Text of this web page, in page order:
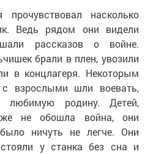
насколько
Ведь рядом они видели
рассказов о войне.
брали в плен, увозили
в концлагеря. Некоторым
взрослыми шли воевать,
родину. Детей,
не обошла война, они
ничуть не легче. Они
у станка без сна и